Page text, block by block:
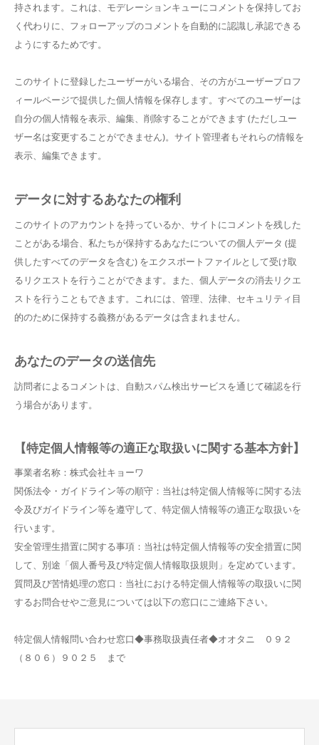
持されます。これは、モデレーションキューにコメントを保持してお
く代わりに、フォローアップのコメントを自動的に認識し承認できる
ようにするためです。
このサイトに登録したユーザーがいる場合、その方がユーザープロフ
ィールページで提供した個人情報を保存します。すべてのユーザーは
自分の個人情報を表示、編集、削除することができます (ただしユー
ザー名は変更することができません)。サイト管理者もそれらの情報を
表示、編集できます。
データに対するあなたの権利
このサイトのアカウントを持っているか、サイトにコメントを残した
ことがある場合、私たちが保持するあなたについての個人データ (提
供したすべてのデータを含む) をエクスポートファイルとして受け取
るリクエストを行うことができます。また、個人データの消去リクエ
ストを行うこともできます。これには、管理、法律、セキュリティ目
的のために保持する義務があるデータは含まれません。
あなたのデータの送信先
訪問者によるコメントは、自動スパム検出サービスを通じて確認を行
う場合があります。
【特定個人情報等の適正な取扱いに関する基本方針】
事業者名称：株式会社キョーワ
関係法令・ガイドライン等の順守：当社は特定個人情報等に関する法
令及びガイドライン等を遵守して、特定個人情報等の適正な取扱いを
行います。
安全管理生措置に関する事項：当社は特定個人情報等の安全措置に関
して、別途「個人番号及び特定個人情報取扱規則」を定めています。
質問及び苦情処理の窓口：当社における特定個人情報等の取扱いに関
するお問合せやご意見については以下の窓口にご連絡下さい。
特定個人情報問い合わせ窓口◆事務取扱責任者◆オオタニ ０９２
（８０６）９０２５ まで